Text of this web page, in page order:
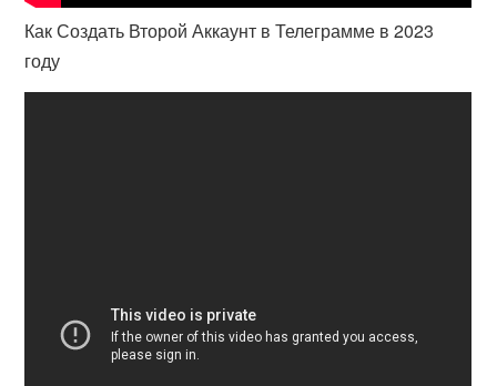
Как Создать Второй Аккаунт в Телеграмме в 2023
году